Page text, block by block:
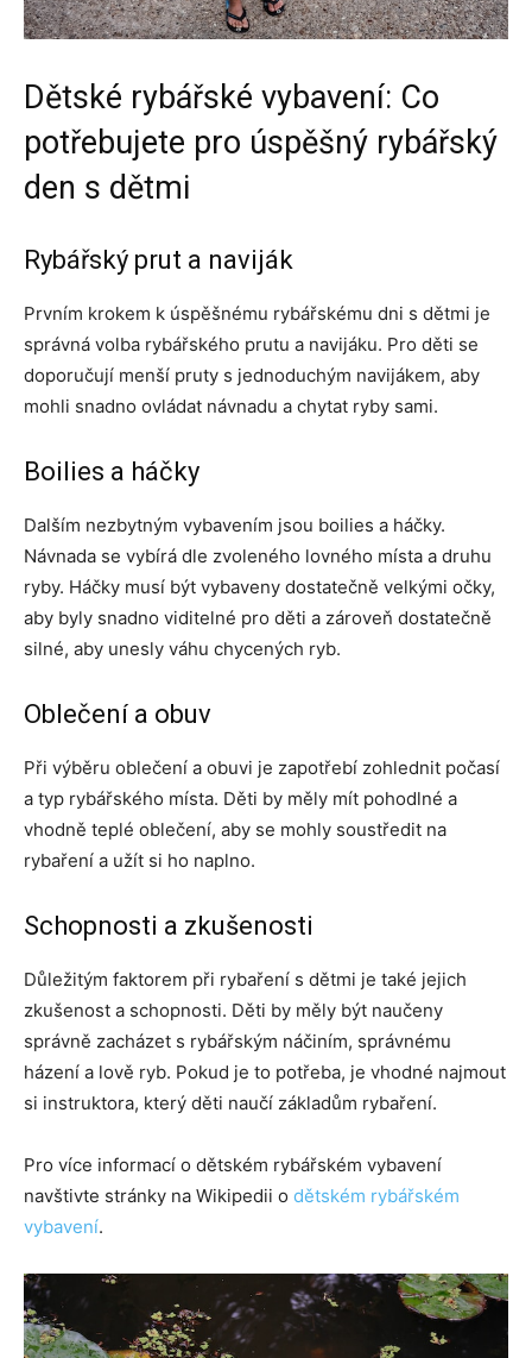
Dětské rybářské vybavení: Co
potřebujete pro úspěšný rybářský
den s dětmi
Rybářský prut a naviják
Prvním krokem k úspěšnému rybářskému dni s dětmi je
správná volba rybářského prutu a navijáku. Pro děti se
doporučují menší pruty s jednoduchým navijákem, aby
mohli snadno ovládat návnadu a chytat ryby sami.
Boilies a háčky
Dalším nezbytným vybavením jsou boilies a háčky.
Návnada se vybírá dle zvoleného lovného místa a druhu
ryby. Háčky musí být vybaveny dostatečně velkými očky,
aby byly snadno viditelné pro děti a zároveň dostatečně
silné, aby unesly váhu chycených ryb.
Oblečení a obuv
Při výběru oblečení a obuvi je zapotřebí zohlednit počasí
a typ rybářského místa. Děti by měly mít pohodlné a
vhodně teplé oblečení, aby se mohly soustředit na
rybaření a užít si ho naplno.
Schopnosti a zkušenosti
Důležitým faktorem při rybaření s dětmi je také jejich
zkušenost a schopnosti. Děti by měly být naučeny
správně zacházet s rybářským náčiním, správnému
házení a lově ryb. Pokud je to potřeba, je vhodné najmout
si instruktora, který děti naučí základům rybaření.
Pro více informací o dětském rybářském vybavení
navštivte stránky na Wikipedii o dětském rybářském
vybavení.